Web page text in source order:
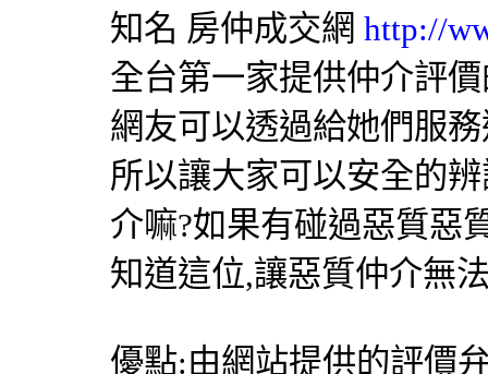
知名 房仲成交網 http://
全台第一家提供仲介評
網友可以透過給她們服
所以讓大家可以安全的
介嘛?如果有碰過惡質惡
知道這位,讓惡質仲介無
優點:由網站提供的評價